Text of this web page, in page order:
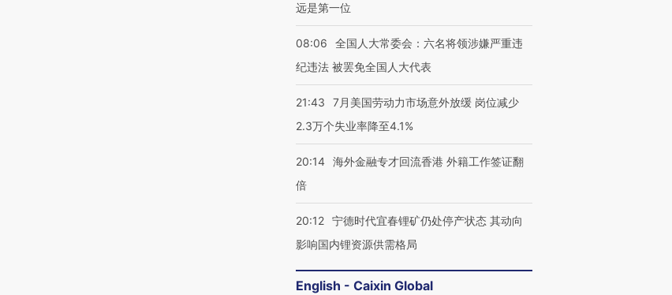
远是第一位
08:06
全国人大常委会：六名将领涉嫌严重违
纪违法 被罢免全国人大代表
21:43
7月美国劳动力市场意外放缓 岗位减少
2.3万个失业率降至4.1%
20:14 海外金融专才回流香港 外籍工作签证翻
倍
20:12 宁德时代宜春锂矿仍处停产状态 其动向
影响国内锂资源供需格局
English - Caixin Global